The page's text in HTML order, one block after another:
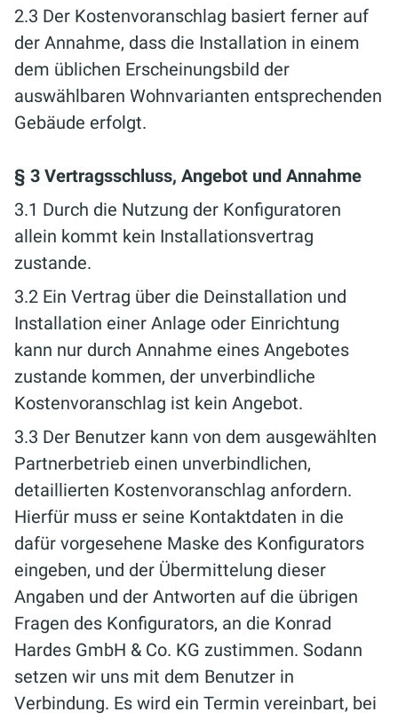
2.3 Der Kostenvoranschlag basiert ferner auf
der Annahme, dass die Installation in einem
dem üblichen Erscheinungsbild der
auswählbaren Wohnvarianten entsprechenden
Gebäude erfolgt.
§ 3 Vertragsschluss, Angebot und Annahme
3.1 Durch die Nutzung der Konfiguratoren
allein kommt kein Installationsvertrag
zustande.
3.2 Ein Vertrag über die Deinstallation und
Installation einer Anlage oder Einrichtung
kann nur durch Annahme eines Angebotes
zustande kommen, der unverbindliche
Kostenvoranschlag ist kein Angebot.
3.3 Der Benutzer kann von dem ausgewählten
Partnerbetrieb einen unverbindlichen,
detaillierten Kostenvoranschlag anfordern.
Hierfür muss er seine Kontaktdaten in die
dafür vorgesehene Maske des Konfigurators
eingeben, und der Übermittelung dieser
Angaben und der Antworten auf die übrigen
Fragen des Konfigurators, an die Konrad
Hardes GmbH & Co. KG zustimmen. Sodann
setzen wir uns mit dem Benutzer in
Verbindung. Es wird ein Termin vereinbart, bei